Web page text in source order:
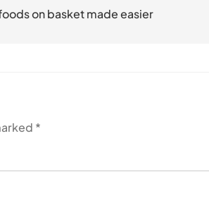
on basket made easier
*